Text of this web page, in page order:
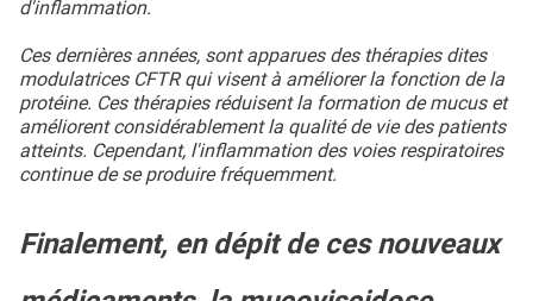
d'inflammation.
Ces dernières années, sont apparues des thérapies dites
modulatrices CFTR qui visent à améliorer la fonction de la
protéine. Ces thérapies réduisent la formation de mucus et
améliorent considérablement la qualité de vie des patients
atteints. Cependant, l'inflammation des voies respiratoires
continue de se produire fréquemment.
Finalement, en dépit de ces nouveaux